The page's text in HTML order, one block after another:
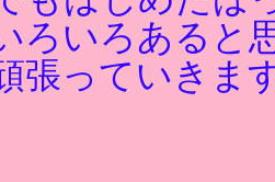
ろいろあると
張っていきま